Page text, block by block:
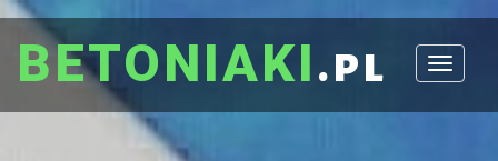
Toggle
BETONIAKI.pl